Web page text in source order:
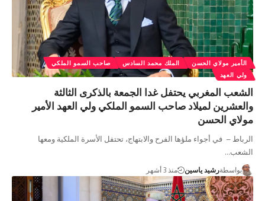
الأمير مولاي الحسن الملك محمد السادس
صاحب السمو الملكي
ولي العهد
الشعب المغربي يحتفل غدا الجمعة بالذكرى الثالثة
والعشرين لميلاد صاحب السمو الملكي ولي العهد الأمير
مولاي الحسن
الرباط – في أجواء ملؤها الفرح والابتهاج، تحتفل الأسرة الملكية ومعها
الشعب…
بواسطةرشيد ياسين منذ 3 أشهر